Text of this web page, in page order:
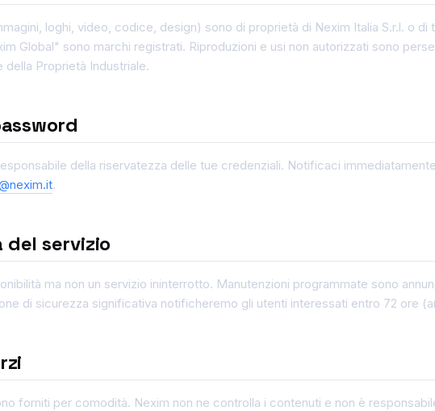
loghi, video, codice, design) sono di proprietà di Nexim Italia S.r.l. o di
Global" sono marchi registrati. Riproduzioni e usi non autorizzati sono
della Proprietà Industriale.
della riservatezza delle tue credenziali. Notificaci
.
del servizio
ma non un servizio ininterrotto. Manutenzioni programmate sono
di sicurezza significativa notificheremo gli utenti interessati entro 72 ore
forniti per comodità. Nexim non ne controlla i contenuti e non è